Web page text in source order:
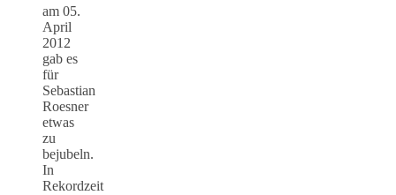
am 05.
April
2012
gab es
für
Sebastian
Roesner
etwas
zu
bejubeln.
In
Rekordzeit